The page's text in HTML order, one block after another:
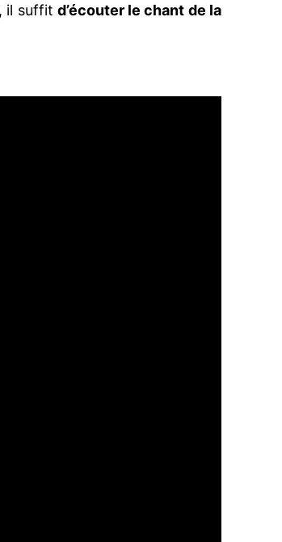
il suffit d’écouter le chant de la